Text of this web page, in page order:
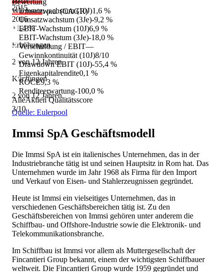
2015
2016
Bewertung
Umsatzwachstum (10J)1,6 %
Umsatzwachstum (3Je)-9,2 %
EBIT-Wachstum (10J)6,9 %
EBIT-Wachstum (3Je)-18,0 %
Verschuldung / EBIT—
Gewinnkontinuität (10J)8/10
Drawdown EBIT (10J)-55,4 %
Eigenkapitalrendite0,1 %
ROCE9,3 %
Renditeerwartung-100,0 %
AlleAktien Qualitätsscore
3/10
Wachstum p.a. (CAGR)
+1,4 %
Erhöhungen
2 von 12 Jahren
Kürzungen
2 von 12 Jahren
Quelle: Eulerpool
Immsi SpAGeschäftsmodell
Die Immsi SpA ist ein italienisches Unternehmen, das in der
Industriebranche tätig ist und seinen Hauptsitz in Rom hat. Das
Unternehmen wurde im Jahr 1968 als Firma für den Import
und Verkauf von Eisen- und Stahlerzeugnissen gegründet.
Heute ist Immsi ein vielseitiges Unternehmen, das in
verschiedenen Geschäftsbereichen tätig ist. Zu den
Geschäftsbereichen von Immsi gehören unter anderem die
Schiffbau- und Offshore-Industrie sowie die Elektronik- und
Telekommunikationsbranche.
Im Schiffbau ist Immsi vor allem als Muttergesellschaft der
Fincantieri Group bekannt, einem der wichtigsten Schiffbauer
weltweit. Die Fincantieri Group wurde 1959 gegründet und